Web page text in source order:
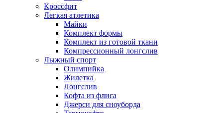
Кроссфит
Легкая атлетика
Майки
Комплект формы
Комплект из готовой ткани
Компрессионный лонгслив
Лыжный спорт
Олимпийка
Жилетка
Лонгслив
Кофта из флиса
Джерси для сноуборда